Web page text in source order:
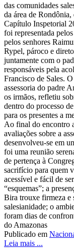
das comunidades
da área de
Capítulo Inspetorial
foi representada
pelos senhores
Rypel, pároco e
juntamente com o
responsáveis pela
Francisco de Sales.
assessoria do padre
os irmãos, refletiu
dentro do processo
para os presentes a
Ao final do encontro
avaliações sobre a
desenvolveu-se em
foi uma reunião
de pertença à
sacrifício para quem
acessível e fácil de
“esquemas”; a
Bira trouxe firmeza e
salesianidade; o
foram dias de
do Amazonas
Publicado em
Leia mais ...